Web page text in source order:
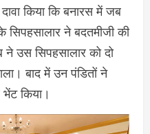
क‍िया क‍ि बनारस में जब
ने बदतमीजी की
उस सिपहसालार को दो
बाद में उन पंड‍ितों ने
क‍िया।